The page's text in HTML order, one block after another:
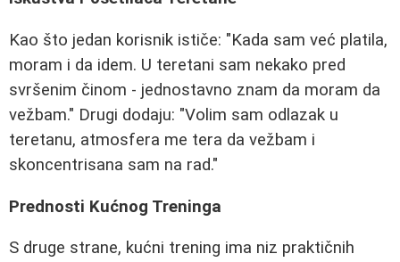
Kao što jedan korisnik ističe: "Kada sam već platila,
moram i da idem. U teretani sam nekako pred
svršenim činom - jednostavno znam da moram da
vežbam." Drugi dodaju: "Volim sam odlazak u
teretanu, atmosfera me tera da vežbam i
skoncentrisana sam na rad."
Prednosti Kućnog Treninga
S druge strane, kućni trening ima niz praktičnih